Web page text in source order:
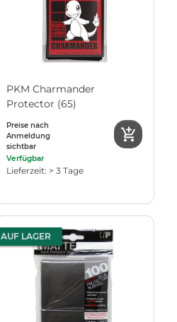
PKM Charmander
Protector (65)
Preise nach
Anmeldung
sichtbar
Verfügbar
Lieferzeit: > 3 Tage
AUF LAGER